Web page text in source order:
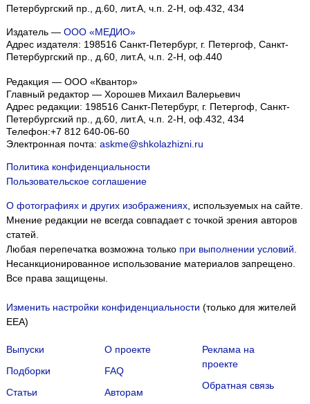
Петербургский пр., д.60, лит.А, ч.п. 2-Н, оф.432, 434
Издатель — ООО «МЕДИО»
Адрес издателя: 198516 Санкт-Петербург, г. Петергоф, Санкт-
Петербургский пр., д.60, лит.А, ч.п. 2-Н, оф.440
Редакция — ООО «Квантор»
Главный редактор — Хорошев Михаил Валерьевич
Адрес редакции: 198516 Санкт-Петербург, г. Петергоф, Санкт-
Петербургский пр., д.60, лит.А, ч.п. 2-Н, оф.432, 434
Телефон:+7 812 640-06-60
Электронная почта: askme@shkolazhizni.ru
Политика конфиденциальности
Пользовательское соглашение
О фотографиях и других изображениях, используемых на сайте.
Мнение редакции не всегда совпадает с точкой зрения авторов
статей.
Любая перепечатка возможна только при выполнении условий.
Несанкционированное использование материалов запрещено.
Все права защищены.
Изменить настройки конфиденциальности (только для жителей
EEA)
Выпуски
Подборки
Статьи
О проекте
FAQ
Авторам
Реклама на
проекте
Обратная связь